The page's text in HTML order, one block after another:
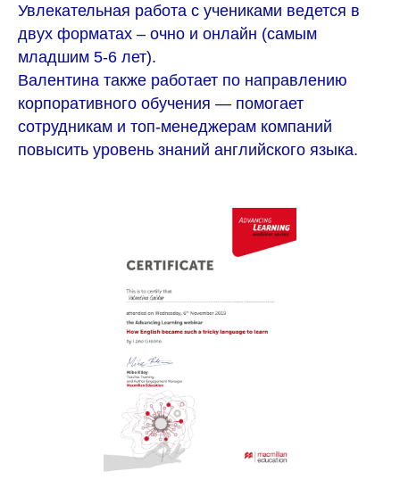
Увлекательная работа с учениками ведется в
двух форматах – очно и онлайн (самым
младшим 5-6 лет).
Валентина также работает по направлению
корпоративного обучения — помогает
сотрудникам и топ-менеджерам компаний
повысить уровень знаний английского языка.